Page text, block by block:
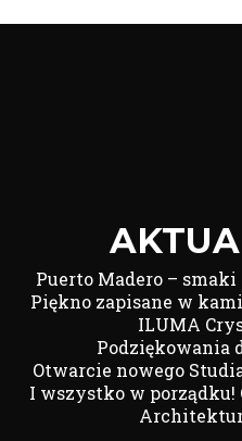
Puerto Madero –
Piękno zapisane w
ILUMA
Podziękowania
Otwarcie nowego
I wszystko w